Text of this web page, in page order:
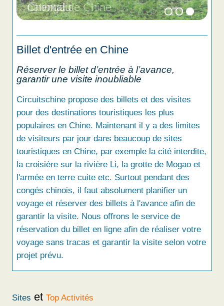
Chengdu
Billet d'entrée en Chine
Réserver le billet d’entrée à l’avance,
garantir une visite inoubliable
Circuitschine propose des billets et des visites
pour des destinations touristiques les plus
populaires en Chine. Maintenant il y a des limites
de visiteurs par jour dans beaucoup de sites
touristiques en Chine, par exemple la cité interdite,
la croisière sur la rivière Li, la grotte de Mogao et
l'armée en terre cuite etc. Surtout pendant des
congés chinois, il faut absolument planifier un
voyage et réserver des billets à l'avance afin de
garantir la visite. Nous offrons le service de
réservation du billet en ligne afin de réaliser votre
voyage sans tracas et garantir la visite selon votre
projet prévu.
Sites et Top Activités